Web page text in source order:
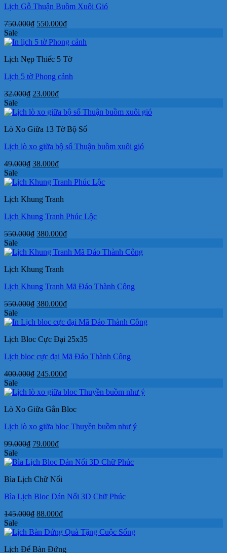
Lịch Gỗ Thuận Buồm Xuôi Gió
750.000₫ Giá
là:
550.000₫Giá
tại
550.000₫.
Sale
Lịch Nẹp Thiếc 5 Tờ
Lịch 5 tờ Phong cảnh
32.000₫ Giá
là:
23.000₫Giá
tại
23.000₫.
Sale
Lò Xo Giữa 13 Tờ Bộ Số
Lịch lò xo giữa bộ số Thuận buồm xuôi gió
49.000₫ Giá
là:
38.000₫Giá
tại
38.000₫.
Sale
Lịch Khung Tranh
Lịch Khung Tranh Phúc Lộc
550.000₫ Giá
là:
380.000₫Giá
tại
Sale
Lịch Khung Tranh
Lịch Khung Tranh Mã Đáo Thành Công
550.000₫ Giá
là:
380.000₫Giá
tại
380.000₫.
Sale
Lịch Bloc Cực Đại 25x35
Lịch bloc cực đại Mã Đáo Thành Công
400.000₫ Giá
là:
245.000₫Giá
tại
245.000₫.
Sale
Lò Xo Giữa Gắn Bloc
Lịch lò xo giữa bloc Thuyền buồm như ý
99.000₫ Giá
là:
79.000₫Giá
tại
79.000₫.
Sale
Bìa Lịch Chữ Nổi
Bìa Lịch Bloc Dán Nổi 3D Chữ Phúc
145.000₫ Giá
là:
88.000₫Giá
tại
88.000₫.
Sale
Lịch Để Bàn Đứng